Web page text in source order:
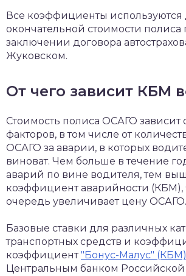
Все коэффициенты используются
окончательной стоимости полиса
заключении договора
Жуковском.
От чего зависит КБМ
Стоимость полиса ОСАГО зависит
факторов, в том числе от
ОСАГО за аварии, в которых
виноват. Чем больше в течение
аварий по вине водителя, тем
коэффициент аварийности (КБМ),
очередь увеличивает цену ОСАГО.
Базовые ставки для различных
транспортных средств и
коэффициент"Бонус-Малус" (КБМ)
Центральным банком